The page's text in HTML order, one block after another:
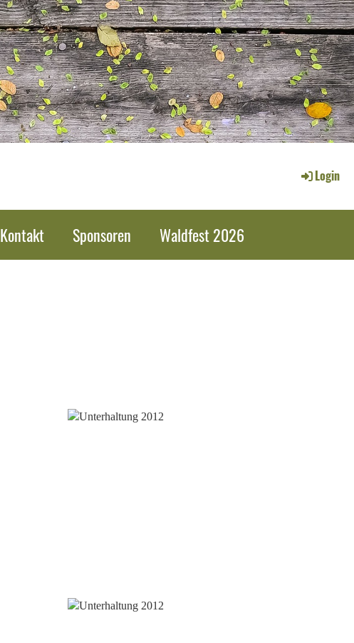
Login
Kontakt Sponsoren Waldfest 2026